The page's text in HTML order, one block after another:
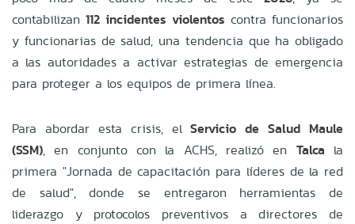
contabilizan 112 incidentes violentos contra funcionarios
y funcionarias de salud, una tendencia que ha obligado
a las autoridades a activar estrategias de emergencia
para proteger a los equipos de primera línea.
Para abordar esta crisis, elServicio de Salud Maule
(SSM), en conjunto con la ACHS, realizó en Talca la
primera "Jornada de capacitación para líderes de la red
de salud", donde se entregaron herramientas de
liderazgo y protocolos preventivos a directores de